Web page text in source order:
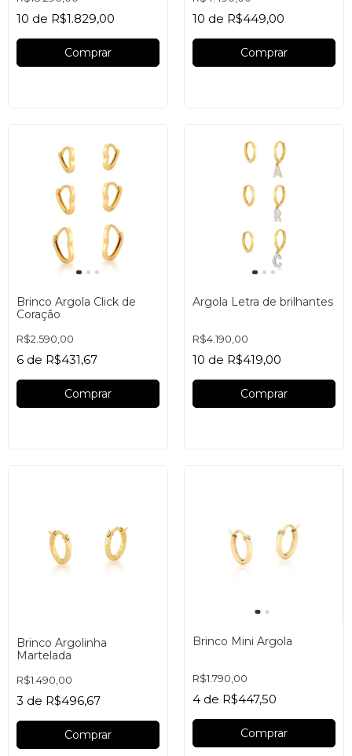
10 de R$1.829,00 10 de R$449,00
Brinco Argola Click de
Coração
R$2.590,00
6 de R$431,67
Comprar
Argola Letra de brilhantes
R$4.190,00
10 de R$419,00
Comprar
Brinco Argolinha
Martelada
R$1.490,00
3 de R$496,67
Brinco Mini Argola
R$1.790,00
4 de R$447,50
Comprar